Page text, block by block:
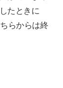
たときに
らからは終